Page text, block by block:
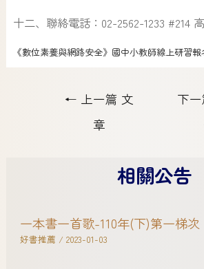
十二、聯絡電話：02-2562-1233 #214
《數位素養與網路安全》國中小教師線上研習
← 上一篇 文
章
下
相關公告
一本書一首歌-110年(下)第一梯次
好書推薦 / 2023-01-03